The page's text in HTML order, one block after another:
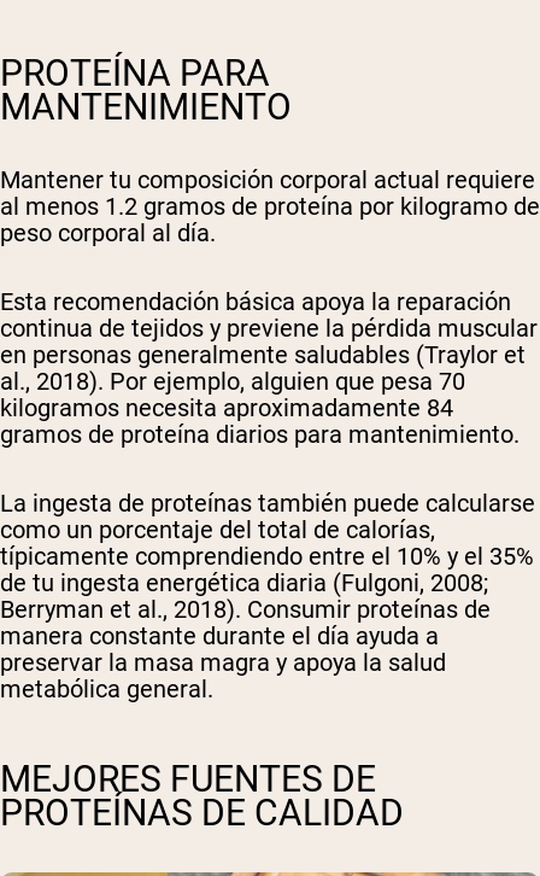
PROTEÍNA PARA
MANTENIMIENTO
Mantener tu composición corporal actual requiere
al menos 1.2 gramos de proteína por kilogramo de
peso corporal al día.
Esta recomendación básica apoya la reparación
continua de tejidos y previene la pérdida muscular
en personas generalmente saludables (Traylor et
al., 2018). Por ejemplo, alguien que pesa 70
kilogramos necesita aproximadamente 84
gramos de proteína diarios para mantenimiento.
La ingesta de proteínas también puede calcularse
como un porcentaje del total de calorías,
típicamente comprendiendo entre el 10% y el 35%
de tu ingesta energética diaria (Fulgoni, 2008;
Berryman et al., 2018). Consumir proteínas de
manera constante durante el día ayuda a
preservar la masa magra y apoya la salud
metabólica general.
MEJORES FUENTES DE
PROTEÍNAS DE CALIDAD